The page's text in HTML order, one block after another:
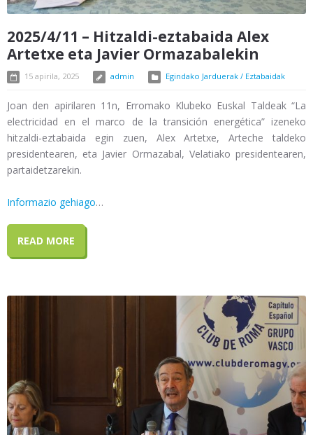
2025/4/11 – Hitzaldi-eztabaida Alex
Artetxe eta Javier Ormazabalekin
15 apirila, 2025 admin Egindako Jarduerak / Eztabaidak
Joan den apirilaren 11n, Erromako Klubeko Euskal Taldeak “La
electricidad en el marco de la transición energética” izeneko
hitzaldi-eztabaida egin zuen, Alex Artetxe, Arteche taldeko
presidentearen, eta Javier Ormazabal, Velatiako presidentearen,
partaidetzarekin.
Informazio gehiago…
READ MORE